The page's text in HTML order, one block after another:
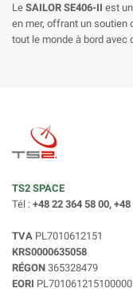
Le SAILOR SE406-II est
en mer, offrant un soutien
tout le monde à bord avec
TS2 SPACE
Tél : +48 22 364 58 00,
TVA PL7010612151
KRS0000635058
RÉGON 365328479
EORI PL701061215100000